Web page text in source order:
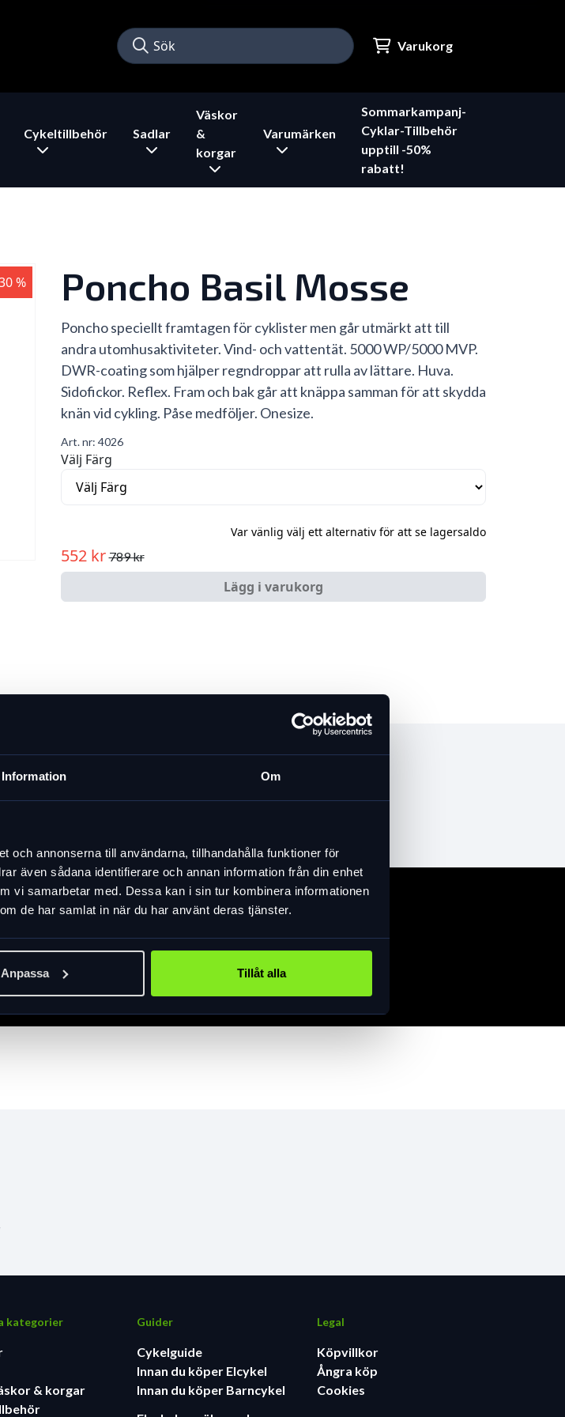
Information Om
och annonserna till användarna, tillhandahålla funktioner för
även sådana identifierare och annan information från din enhet
vi samarbetar med. Dessa kan i sin tur kombinera informationen
de har samlat in när du har använt deras tjänster.
Anpassa Tillåt alla
Varukorg
Cykeltillbehör Sadlar
Väskor
&
korgar
Varumärken
Sommarkampanj-
Cyklar-Tillbehör
upptill -50%
rabatt!
% Poncho Basil Mosse
Poncho speciellt framtagen för cyklister men går utmärkt att till
andra utomhusaktiviteter. Vind- och vattentät. 5000 WP/5000 MVP.
DWR-coating som hjälper regndroppar att rulla av lättare. Huva.
Sidofickor. Reflex. Fram och bak går att knäppa samman för att skydda
knän vid cykling. Påse medföljer. Onesize.
Art. nr: 4026
Välj Färg
Var vänlig välj ett alternativ för att se lagersaldo
552 kr 789 kr
Lägg i varukorg
kategorier
& korgar
Guider
Cykelguide
Innan du köper Elcykel
Innan du köper Barncykel
Legal
Köpvillkor
Ångra köp
Cookies